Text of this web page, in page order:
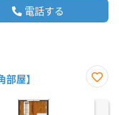
電話する
屋】
に入